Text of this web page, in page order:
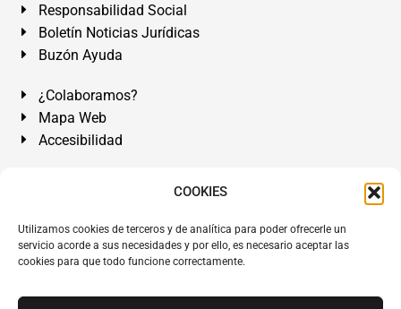
COOKIES
Utilizamos cookies de terceros y de analítica para poder ofrecerle un
servicio acorde a sus necesidades y por ello, es necesario aceptar las
cookies para que todo funcione correctamente.
Responsabilidad Social
Boletín Noticias Jurídicas
Buzón Ayuda
¿Colaboramos?
Mapa Web
Accesibilidad
Álvarez Abogados Tenerife:Calle Teobaldo Power Nº 7,
de Tenerife. Islas Canarias.
Somos Abogados especialistas del Derecho desde 1954.